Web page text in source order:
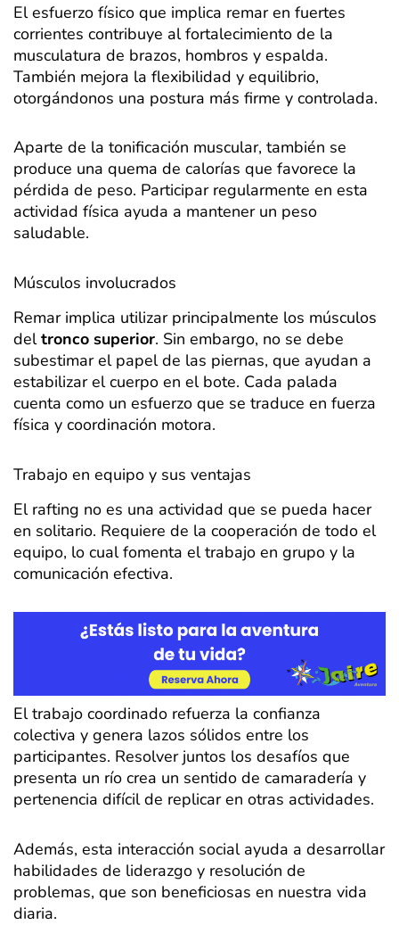
El esfuerzo físico que implica remar en fuertes
corrientes contribuye al fortalecimiento de la
musculatura de brazos, hombros y espalda.
También mejora la flexibilidad y equilibrio,
otorgándonos una postura más firme y controlada.
Aparte de la tonificación muscular, también se
produce una quema de calorías que favorece la
pérdida de peso. Participar regularmente en esta
actividad física ayuda a mantener un peso
saludable.
Músculos involucrados
Remar implica utilizar principalmente los músculos
deltronco superior. Sin embargo, no se debe
subestimar el papel de las piernas, que ayudan a
estabilizar el cuerpo en el bote. Cada palada
cuenta como un esfuerzo que se traduce en fuerza
física y coordinación motora.
Trabajo en equipo y sus ventajas
El rafting no es una actividad que se pueda hacer
en solitario. Requiere de la cooperación de todo el
equipo, lo cual fomenta el trabajo en grupo y la
comunicación efectiva.
El trabajo coordinado refuerza la confianza
colectiva y genera lazos sólidos entre los
participantes. Resolver juntos los desafíos que
presenta un río crea un sentido de camaradería y
pertenencia difícil de replicar en otras actividades.
Además, esta interacción social ayuda a desarrollar
habilidades de liderazgo y resolución de
problemas, que son beneficiosas en nuestra vida
diaria.